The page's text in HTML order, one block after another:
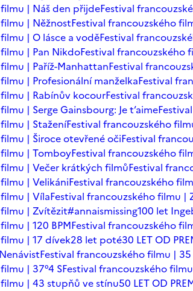
| Náš den přijdeFestival
| NěžnostFestival francouzského
| O lásce a voděFestival
| Pan NikdoFestival francouzského
| Paříž-ManhattanFestival
| Profesionální manželkaFestival
| Rabínův kocourFestival
| Serge Gainsbourg: Je t’aime
| StaženíFestival francouzského
| Široce otevřené očiFestival
| TomboyFestival francouzského
| Večer krátkých filmůFestival
| VelikániFestival francouzského
| VílaFestival francouzského filmu
| Zvítězit#annaismissing100 let
| 120 BPMFestival francouzského
| 17 dívek28 let poté30 LET OD
Festival francouzského filmu |
| 37°4 SFestival francouzského
| 43 stupňů ve stínu50 LET OD